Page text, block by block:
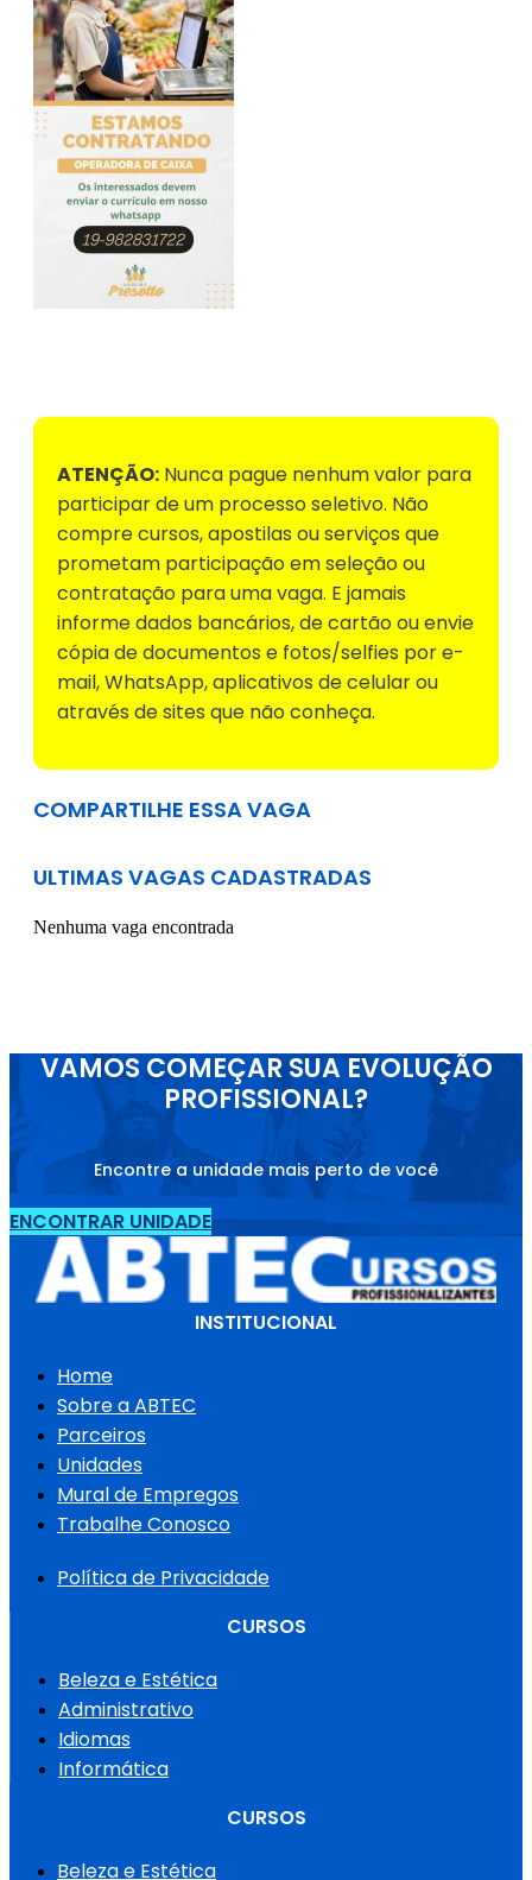
ATENÇÃO: Nunca pague nenhum valor para
participar de um processo seletivo. Não
compre cursos, apostilas ou serviços que
prometam participação em seleção ou
contratação para uma vaga. E jamais
informe dados bancários, de cartão ou envie
cópia de documentos e fotos/selfies por e-
mail, WhatsApp, aplicativos de celular ou
através de sites que não conheça.
COMPARTILHE ESSA VAGA
ULTIMAS VAGAS CADASTRADAS
Nenhuma vaga encontrada
VAMOS COMEÇAR SUA EVOLUÇÃO
PROFISSIONAL?
Encontre a unidade mais perto de você
ENCONTRAR UNIDADE
INSTITUCIONAL
Home
Sobre a ABTEC
Parceiros
Unidades
Mural de Empregos
Trabalhe Conosco
Política de Privacidade
CURSOS
Beleza e Estética
Administrativo
Idiomas
Informática
CURSOS
Beleza e Estética